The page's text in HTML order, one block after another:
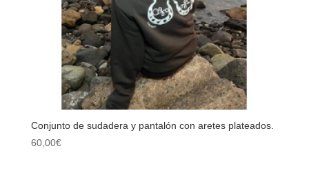
Conjunto de sudadera y pantalón con aretes plateados.
60,00€